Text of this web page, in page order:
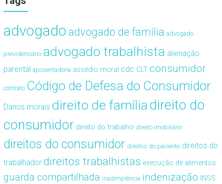
advogado advogado de família advogado
previdenciário advogado trabalhista alienação
parental aposentadoria assédio moral cdc CLT consumidor
contrato Código de Defesa do Consumidor
Danos morais direito de famíliadireito do
consumidor direito do trabalho direito imobiliário
direitos do consumidor direitos do paciente direitos do
trabalhador direitos trabalhistas execução de alimentos
guarda compartilhada inadimplência indenização INSS